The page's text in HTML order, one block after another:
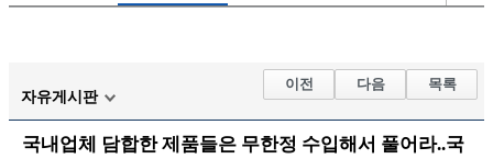
해외축구
국내축구
자유게시판
이전 다음 목록
국내업체 담합한 제품들은 무한정 수입해서 풀어라..국